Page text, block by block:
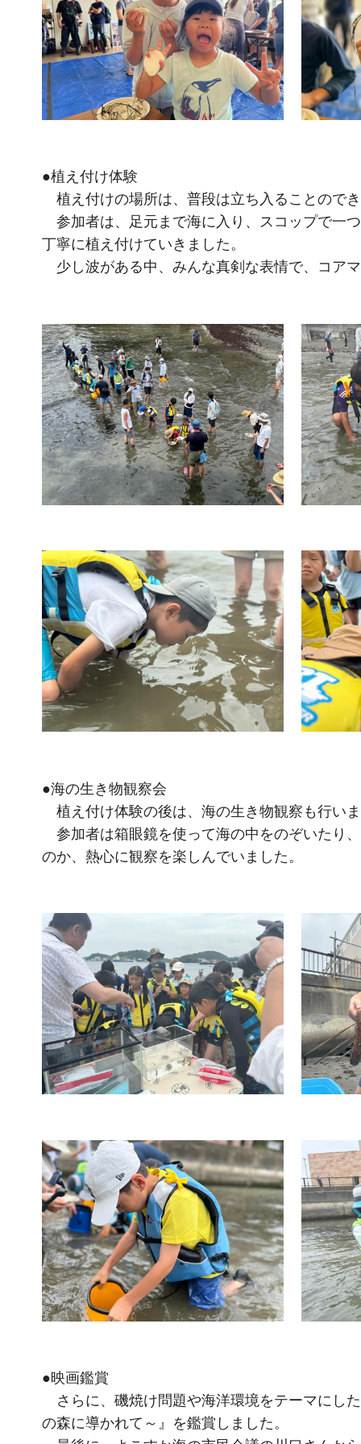
●植え付け体験
植え付けの場所は、普段は立ち入ることので
参加者は、足元まで海に入り、スコップで一
丁寧に植え付けていきました。
少し波がある中、みんな真剣な表情で、コア
●海の生き物観察会
植え付け体験の後は、海の生き物観察も行い
参加者は箱眼鏡を使って海の中をのぞいたり
のか、熱心に観察を楽しんでいました。
●映画鑑賞
さらに、磯焼け問題や海洋環境をテーマにし
の森に導かれて～』を鑑賞しました。